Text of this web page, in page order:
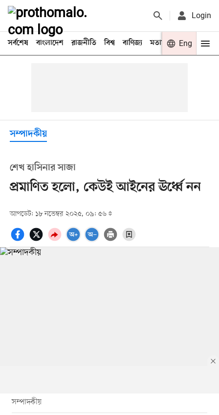
Login
সর্বশেষ বাংলাদেশ রাজনীতি বিশ্ব বাণিজ্য মতামত খেলা
Eng
সম্পাদকীয়
শেখ হাসিনার সাজা
প্রমাণিত হলো, কেউই আইনের ঊর্ধ্বে নন
আপডেট: ১৮ নভেম্বর ২০২৫, ০৯: ৫৬
সম্পাদকীয়